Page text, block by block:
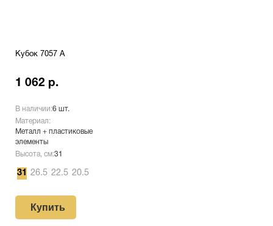
Кубок 7057 A
1 062 р.
В наличии:6 шт.
Материал:
Металл + пластиковые
элементы
Высота, см:31
31 26.5 22.5 20.5
Купить